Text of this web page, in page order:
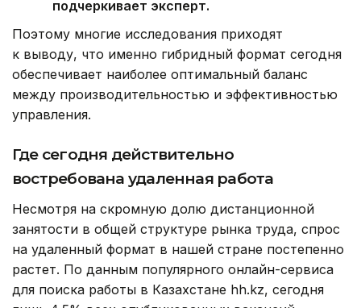
подчеркивает эксперт.
Поэтому многие исследования приходят
к выводу, что именно гибридный формат сегодня
обеспечивает наиболее оптимальный баланс
между производительностью и эффективностью
управления.
Где сегодня действительно
востребована удаленная работа
Несмотря на скромную долю дистанционной
занятости в общей структуре рынка труда, спрос
на удаленный формат в нашей стране постепенно
растет. По данным популярного онлайн-сервиса
для поиска работы в Казахстане hh.kz, сегодня